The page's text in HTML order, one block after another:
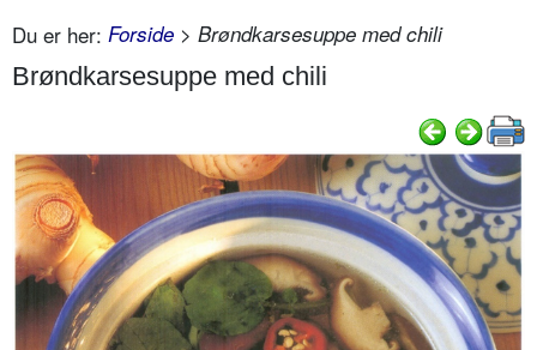
Du er her: Forside > Brøndkarsesuppe med chili
Brøndkarsesuppe med chili